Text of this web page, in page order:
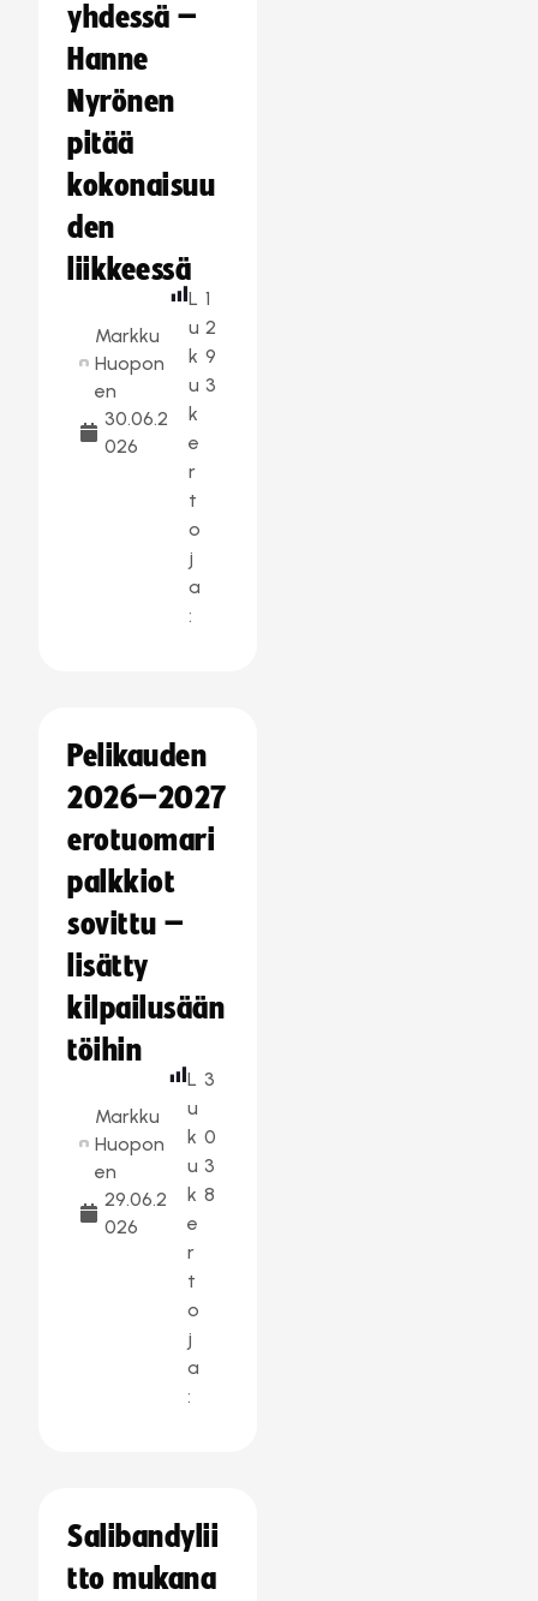
yhdessä –
Hanne
Nyrönen
pitää
kokonaisuu
den
liikkeessä
Markku
Huopon
en
30.06.2
026
L
u
k
u
k
e
r
t
o
j
a
:
1
2
9
3
Pelikauden
2026–2027
erotuomari
palkkiot
sovittu –
lisätty
kilpailusään
töihin
Markku
Huopon
en
29.06.2
026
L
u
k
u
k
e
r
t
o
j
a
:
3
0
3
8
Salibandylii
tto mukana